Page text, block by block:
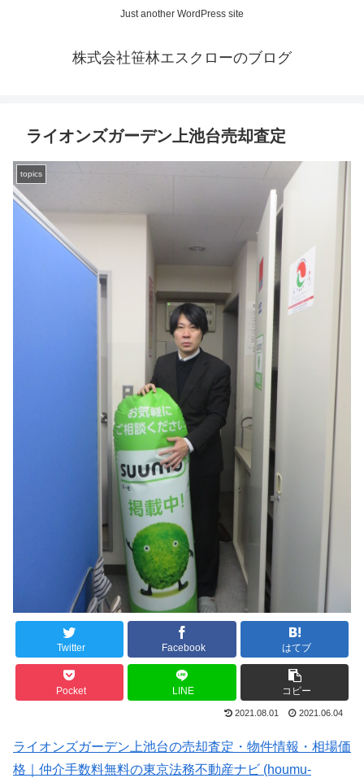
Just another WordPress site
株式会社笹林エスクローのブログ
ライオンズガーデン上池台売却査定
topics
Twitter Facebook はてブ
Pocket LINE コピー
2021.08.01 2021.06.04
ライオンズガーデン上池台の売却査定・物件情報・相場価
格｜仲介手数料無料の東京法務不動産ナビ (houmu-